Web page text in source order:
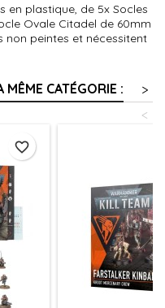
en plastique, de 5x Socles
Ovale Citadel de 60mm
non peintes et nécessitent
CATÉGORIE :
>
<
favorite_border